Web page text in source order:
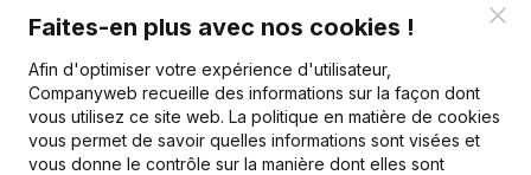
Publications de Bouwgroep Depoorter
Faites-en plus avec nos cookies !
Afin d'optimiser votre expérience d'utilisateur,
Companyweb recueille des informations sur la façon dont
vous utilisez ce site web. La politique en matière de cookies
vous permet de savoir quelles informations sont visées et
vous donne le contrôle sur la manière dont elles sont